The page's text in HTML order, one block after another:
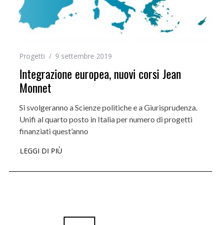
Progetti 9 settembre 2019
Integrazione europea, nuovi corsi Jean
Monnet
Si svolgeranno a Scienze politiche e a Giurisprudenza.
Unifi al quarto posto in Italia per numero di progetti
finanziati quest’anno
LEGGI DI PIÙ